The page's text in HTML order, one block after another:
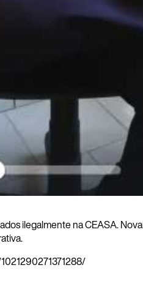
ilegalmente na CEASA.